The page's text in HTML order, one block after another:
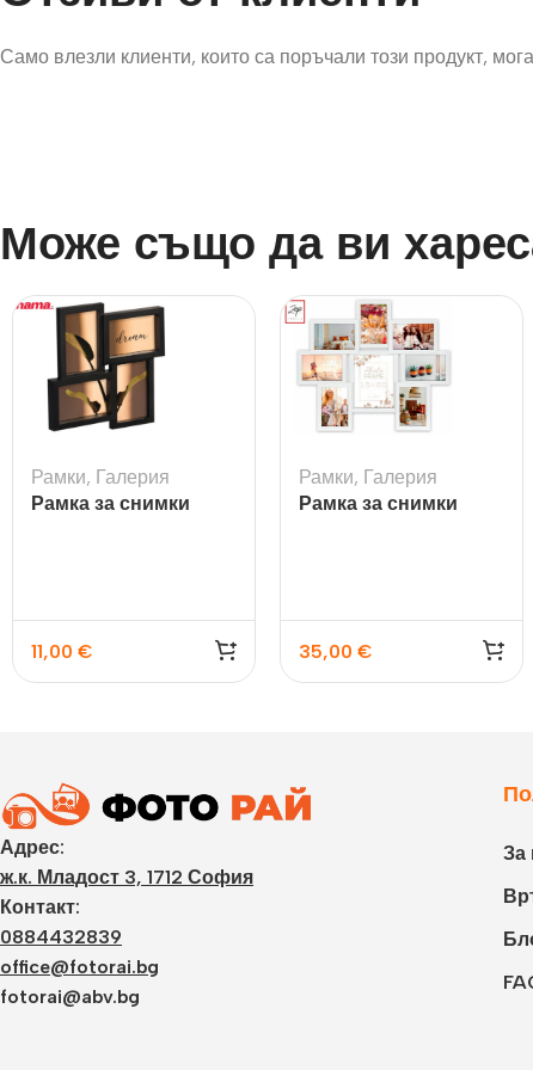
Само влезли клиенти, които са поръчали този продукт,
Може също да ви
Рамки, Галерия
Рамка за снимки
11,00 €
Рамки, Галерия
Рамка за снимки
35,00 €
Адрес:
ж.к. Младост 3, 1712 София
Контакт:
0884432839
office@fotorai.bg
fotorai@abv.bg
За